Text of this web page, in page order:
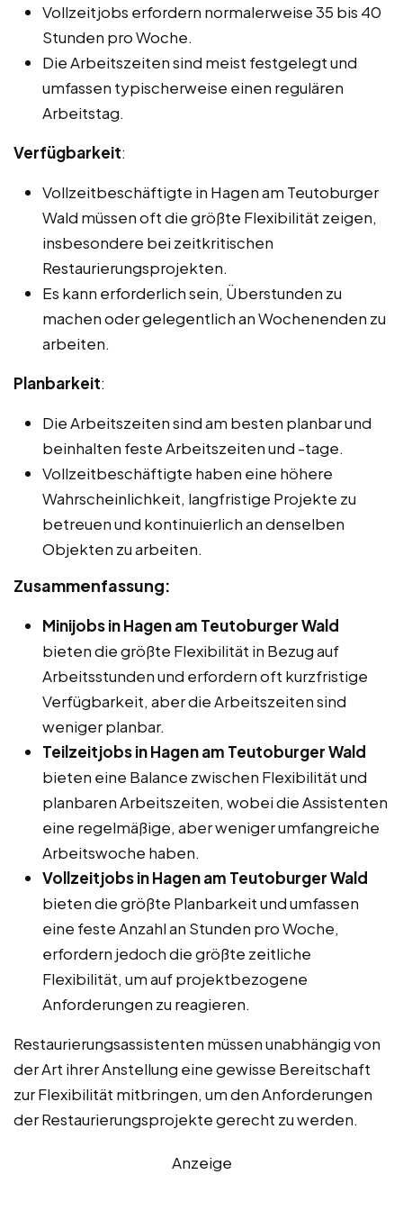
Vollzeitjobs erfordern normalerweise 35 bis 40
Stunden pro Woche.
Die Arbeitszeiten sind meist festgelegt und
umfassen typischerweise einen regulären
Arbeitstag.
Verfügbarkeit:
Vollzeitbeschäftigte in Hagen am Teutoburger
Wald müssen oft die größte Flexibilität zeigen,
insbesondere bei zeitkritischen
Restaurierungsprojekten.
Es kann erforderlich sein, Überstunden zu
machen oder gelegentlich an Wochenenden zu
arbeiten.
Planbarkeit:
Die Arbeitszeiten sind am besten planbar und
beinhalten feste Arbeitszeiten und -tage.
Vollzeitbeschäftigte haben eine höhere
Wahrscheinlichkeit, langfristige Projekte zu
betreuen und kontinuierlich an denselben
Objekten zu arbeiten.
Zusammenfassung:
Minijobs in Hagen am Teutoburger Wald
bieten die größte Flexibilität in Bezug auf
Arbeitsstunden und erfordern oft kurzfristige
Verfügbarkeit, aber die Arbeitszeiten sind
weniger planbar.
Teilzeitjobs in Hagen am Teutoburger Wald
bieten eine Balance zwischen Flexibilität und
planbaren Arbeitszeiten, wobei die Assistenten
eine regelmäßige, aber weniger umfangreiche
Arbeitswoche haben.
Vollzeitjobs in Hagen am Teutoburger Wald
bieten die größte Planbarkeit und umfassen
eine feste Anzahl an Stunden pro Woche,
erfordern jedoch die größte zeitliche
Flexibilität, um auf projektbezogene
Anforderungen zu reagieren.
Restaurierungsassistenten müssen unabhängig von
der Art ihrer Anstellung eine gewisse Bereitschaft
zur Flexibilität mitbringen, um den Anforderungen
der Restaurierungsprojekte gerecht zu werden.
Anzeige